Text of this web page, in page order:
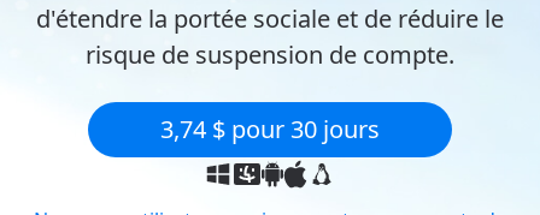
d'étendre la portée sociale et de réduire le
risque de suspension de compte.
3,74 $ pour 30 jours